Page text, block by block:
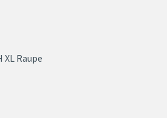
Raupe